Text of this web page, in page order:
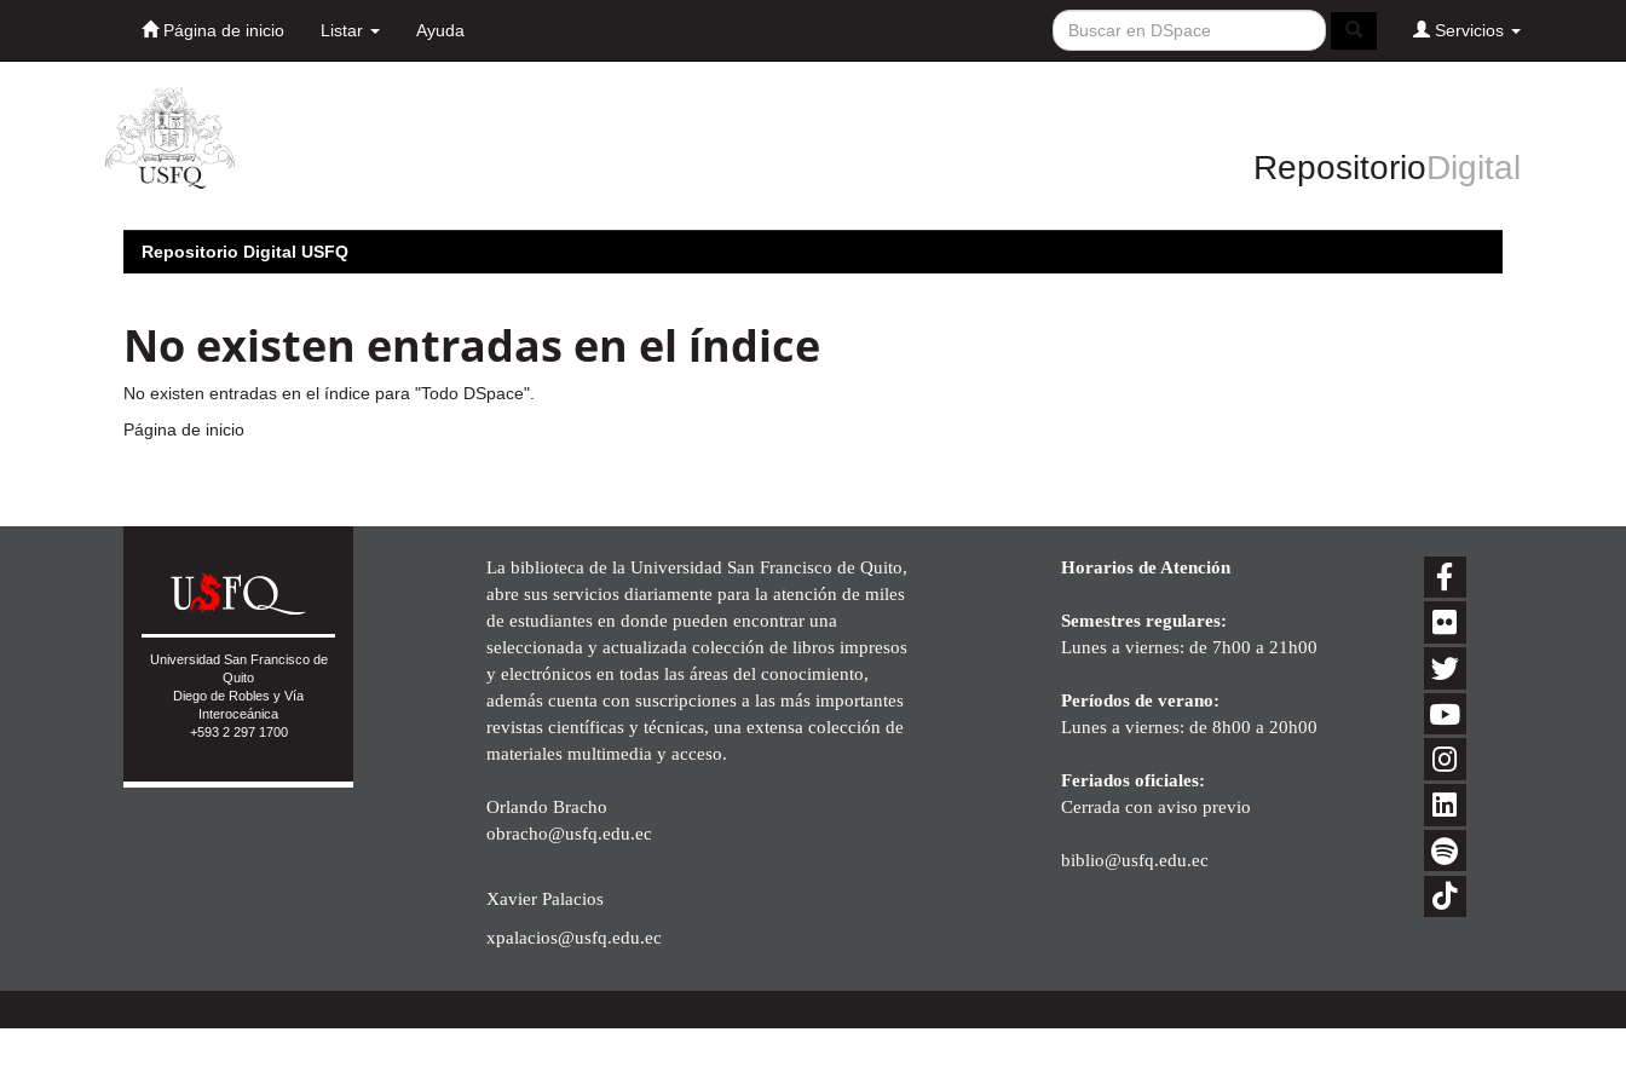
Página de inicio Listar Ayuda Servicios
RepositorioDigital
Repositorio Digital USFQ
No existen entradas en el índice
No existen entradas en el índice para "Todo DSpace".
Página de inicio
Universidad San Francisco de
Quito
Diego de Robles y Vía
Interoceánica
+593 2 297 1700
La biblioteca de la Universidad San Francisco de Quito,
abre sus servicios diariamente para la atención de miles
de estudiantes en donde pueden encontrar una
seleccionada y actualizada colección de libros impresos
y electrónicos en todas las áreas del conocimiento,
además cuenta con suscripciones a las más importantes
revistas científicas y técnicas, una extensa colección de
materiales multimedia y acceso.
Orlando Bracho
obracho@usfq.edu.ec
Xavier Palacios
xpalacios@usfq.edu.ec
Horarios de Atención
Semestres regulares:
Lunes a viernes: de 7h00 a 21h00
Períodos de verano:
Lunes a viernes: de 8h00 a 20h00
Feriados oficiales:
Cerrada con aviso previo
biblio@usfq.edu.ec